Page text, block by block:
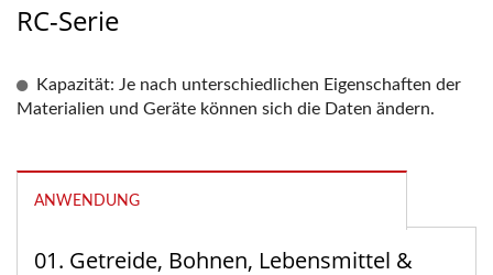
RC-Serie
Kapazität: Je nach unterschiedlichen Eigenschaften der
Materialien und Geräte können sich die Daten ändern.
ANWENDUNG
01. Getreide, Bohnen, Lebensmittel &